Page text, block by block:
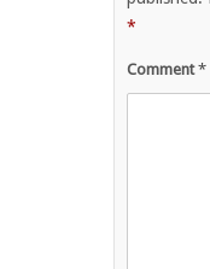
*
Comment*